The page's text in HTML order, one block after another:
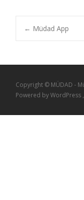
← Müdad App
Copyright © MÜDAD -
Powered by WordPress